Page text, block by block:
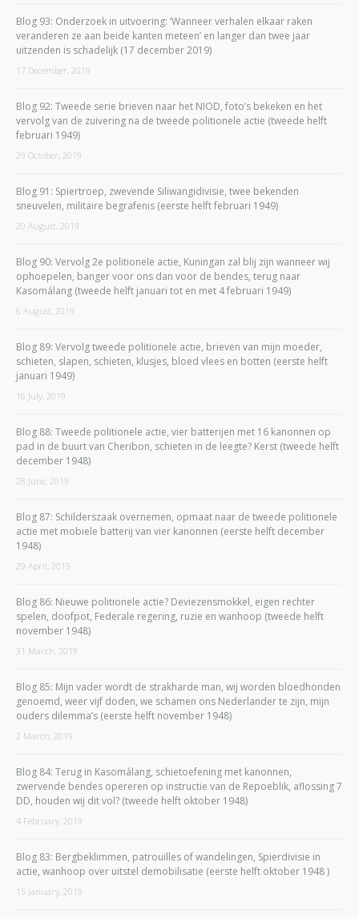
Blog 93: Onderzoek in uitvoering: ‘Wanneer verhalen elkaar raken
veranderen ze aan beide kanten meteen’ en langer dan twee jaar
uitzenden is schadelijk (17 december 2019)
17 December, 2019
Blog 92: Tweede serie brieven naar het NIOD, foto’s bekeken en het
vervolg van de zuivering na de tweede politionele actie (tweede helft
februari 1949)
29 October, 2019
Blog 91: Spiertroep, zwevende Siliwangidivisie, twee bekenden
sneuvelen, militaire begrafenis (eerste helft februari 1949)
20 August, 2019
Blog 90: Vervolg 2e politionele actie, Kuningan zal blij zijn wanneer wij
ophoepelen, banger voor ons dan voor de bendes, terug naar
Kasomálang (tweede helft januari tot en met 4 februari 1949)
6 August, 2019
Blog 89: Vervolg tweede politionele actie, brieven van mijn moeder,
schieten, slapen, schieten, klusjes, bloed vlees en botten (eerste helft
januari 1949)
16 July, 2019
Blog 88: Tweede politionele actie, vier batterijen met 16 kanonnen op
pad in de buurt van Cheribon, schieten in de leegte? Kerst (tweede helft
december 1948)
28 June, 2019
Blog 87: Schilderszaak overnemen, opmaat naar de tweede politionele
actie met mobiele batterij van vier kanonnen (eerste helft december
1948)
29 April, 2019
Blog 86: Nieuwe politionele actie? Deviezensmokkel, eigen rechter
spelen, doofpot, Federale regering, ruzie en wanhoop (tweede helft
november 1948)
31 March, 2019
Blog 85: Mijn vader wordt de strakharde man, wij worden bloedhonden
genoemd, weer vijf doden, we schamen ons Nederlander te zijn, mijn
ouders dilemma’s (eerste helft november 1948)
2 March, 2019
Blog 84: Terug in Kasomálang, schietoefening met kanonnen,
zwervende bendes opereren op instructie van de Repoeblik, aflossing 7
DD, houden wij dit vol? (tweede helft oktober 1948)
4 February, 2019
Blog 83: Bergbeklimmen, patrouilles of wandelingen, Spierdivisie in
actie, wanhoop over uitstel demobilisatie (eerste helft oktober 1948 )
15 January, 2019